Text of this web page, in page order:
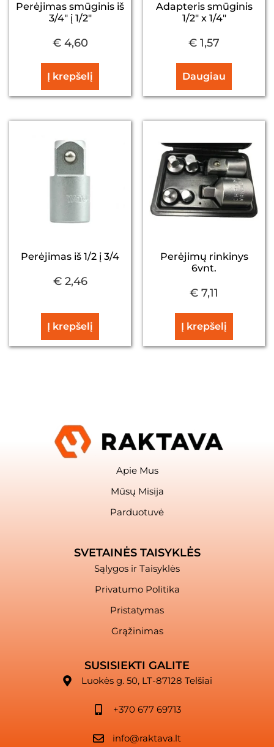
Perėjimas smūginis iš
3/4″ į 1/2″
€4,60
Į krepšelį
Adapteris smūginis
1/2″ x 1/4″
€ 1,57
Daugiau
Perėjimas iš 1/2 į 3/4
€2,46
Į krepšelį
Perėjimų rinkinys
6vnt.
€ 7,11
Į krepšelį
Apie Mus
Mūsų Misija
Parduotuvė
SVETAINĖS TAISYKLĖS
Sąlygos ir Taisyklės
Privatumo Politika
Pristatymas
Grąžinimas
SUSISIEKTI GALITE
Luokės g. 50, LT-87128 Telšiai
+370 677 69713
info@raktava.lt